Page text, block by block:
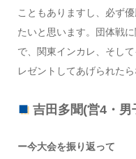
こともありますし、必ず
たいと思います。団体戦
で、関東インカレ、そし
レゼントしてあげられたら
吉田多聞(営4・男
ー今大会を振り返って